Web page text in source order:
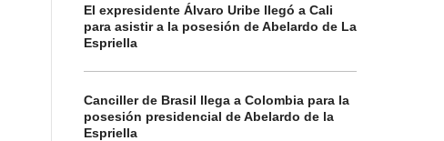
El expresidente Álvaro Uribe llegó a Cali
para asistir a la posesión de Abelardo de La
Espriella
Canciller de Brasil llega a Colombia para la
posesión presidencial de Abelardo de la
Espriella